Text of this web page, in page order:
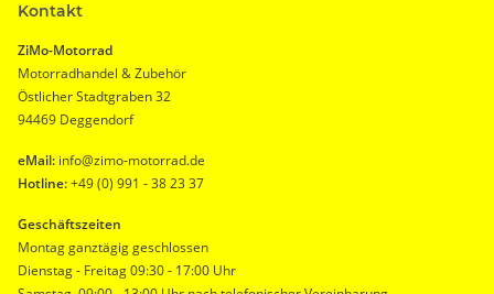
Kontakt
ZiMo-Motorrad
Motorradhandel & Zubehör
Östlicher Stadtgraben 32
94469 Deggendorf
eMail: info@zimo-motorrad.de
Hotline:+49 (0) 991 - 38 23 37
Geschäftszeiten
Montag ganztägig geschlossen
Dienstag - Freitag 09:30 - 17:00 Uhr